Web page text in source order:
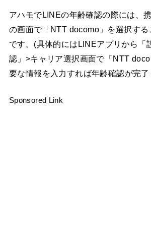
アハモでLINEの年齢確認の際には、
の画面で「NTT docomo」を選択す
です。(具体的にはLINEアプリから「
認」>キャリア選択画面で「NTT
要な情報を入力すれば年齢確認が完
Sponsored Link